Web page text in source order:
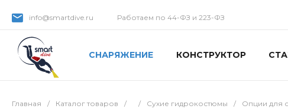
info@smartdive.ru Работаем по 44-ФЗ и 223-ФЗ
СНАРЯЖЕНИЕ КОНСТРУКТОР
Главная / Каталог товаров / / Сухие гидрокостюмы / Опции для